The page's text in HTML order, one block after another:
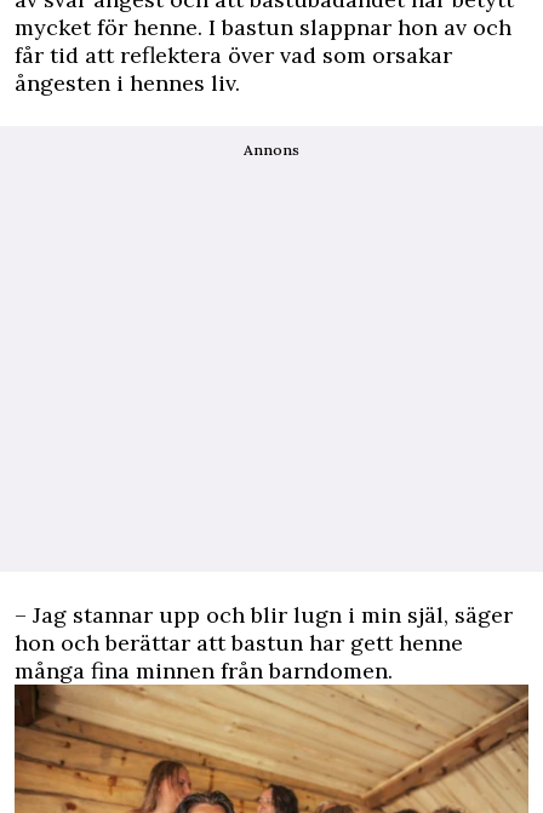
mycket för henne. I bastun slappnar hon av och
får tid att reflektera över vad som orsakar
ångesten i hennes liv.
Annons
– Jag stannar upp och blir lugn i min själ, säger
hon och berättar att bastun har gett henne
många fina minnen från barndomen.